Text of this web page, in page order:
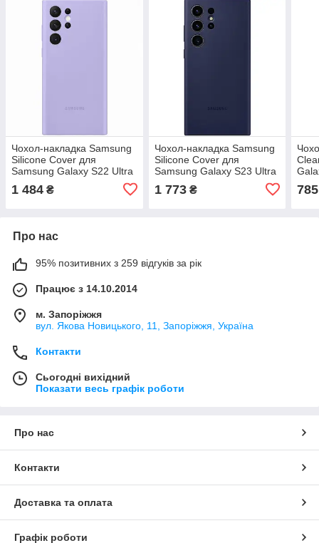
Чохол-накладка Samsung
Silicone Cover для
Samsung Galaxy S22 Ultra
SM-S908 Fresh Lavender
(EF-PS908TVEGRU)
1 484 ₴
Чохол-накладка Samsung
Silicone Cover для
Samsung Galaxy S23 Ultra
PS918TNEGRU)
1 773₴ 785
Про нас
95% позитивних з 259 відгуків за рік
Працює з 14.10.2014
м. Запоріжжя
вул. Якова Новицького, 11, Запоріжжя, Україна
Контакти
Сьогодні вихідний
Показати весь графік роботи
Про нас
Контакти
Доставка та оплата
Графік роботи